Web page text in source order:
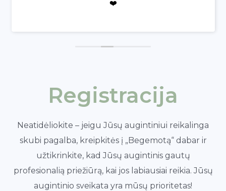
❤️
Registracija
Neatidėliokite – jeigu Jūsų augintiniui reikalinga
skubi pagalba, kreipkitės į „Begemotą“ dabar ir
užtikrinkite, kad Jūsų augintinis gautų
profesionalią priežiūrą, kai jos labiausiai reikia. Jūsų
augintinio sveikata yra mūsų prioritetas!